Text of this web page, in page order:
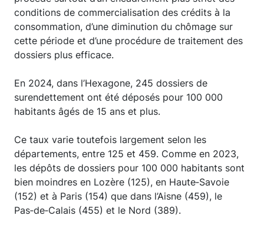
conditions de commercialisation des crédits à la
consommation, d’une diminution du chômage sur
cette période et d’une procédure de traitement des
dossiers plus efficace.
En 2024, dans l’Hexagone, 245 dossiers de
surendettement ont été déposés pour 100 000
habitants âgés de 15 ans et plus.
Ce taux varie toutefois largement selon les
départements, entre 125 et 459. Comme en 2023,
les dépôts de dossiers pour 100 000 habitants sont
bien moindres en Lozère (125), en Haute‑Savoie
(152) et à Paris (154) que dans l’Aisne (459), le
Pas‑de‑Calais (455) et le Nord (389).